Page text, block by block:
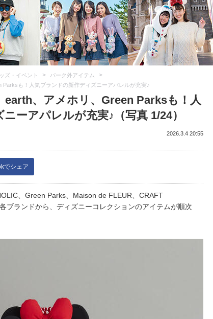
ズ・イベント > パーク外アイテム >
Parksも！人気ブランドの新作ディズニーアパレルが充実♪
earth、アメホリ、Green Parksも！人
ーアパレルが充実♪（写真 1/24）
2026.3.4 20:55
でシェア
、Green Parks、Maison de FLEUR、CRAFT
ブランドから、ディズニーコレクションのアイテムが順次